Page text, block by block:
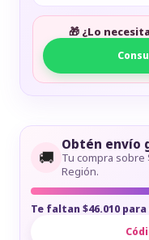
🎁 ¿Lo
🚚
Obtén envío
Tu compra sobre
Región.
Te faltan $46.010